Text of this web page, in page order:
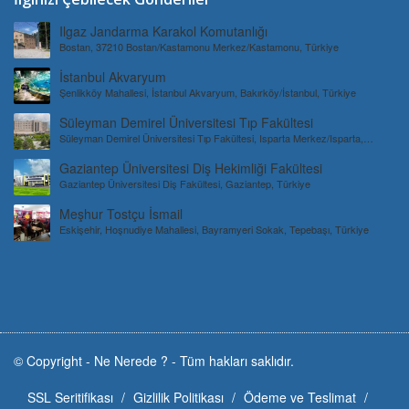
Ilgaz Jandarma Karakol Komutanlığı
Bostan, 37210 Bostan/Kastamonu Merkez/Kastamonu, Türkiye
İstanbul Akvaryum
Şenlikköy Mahallesi, İstanbul Akvaryum, Bakırköy/İstanbul, Türkiye
Süleyman Demirel Üniversitesi Tıp Fakültesi
Süleyman Demirel Üniversitesi Tıp Fakültesi, Isparta Merkez/Isparta,
Gaziantep Üniversitesi Diş Hekimliği Fakültesi
Gaziantep Üniversitesi Diş Fakültesi, Gaziantep, Türkiye
Meşhur Tostçu İsmail
Eskişehir, Hoşnudiye Mahallesi, Bayramyeri Sokak, Tepebaşı, Türkiye
© Copyright - Ne Nerede ? - Tüm hakları saklıdır.
SSL Seritifikası
Gizlilik Politikası
Ödeme ve Teslimat